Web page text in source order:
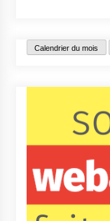
Calendrier du mois